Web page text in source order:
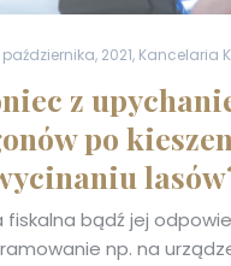
października, 2021, Kancelaria
z
po
fiskalna bądź jej
np. na